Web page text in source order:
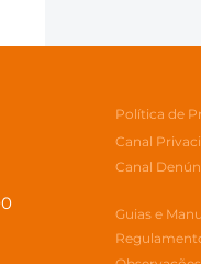
Política de
Canal
Canal
Guias e